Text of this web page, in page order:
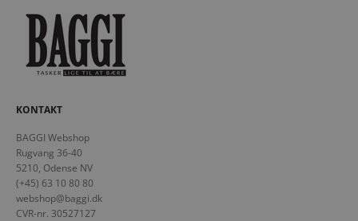
KONTAKT
BAGGI Webshop
Rugvang 36-40
5210, Odense NV
(+45) 63 10 80 80
webshop@baggi.dk
CVR-nr. 30527127